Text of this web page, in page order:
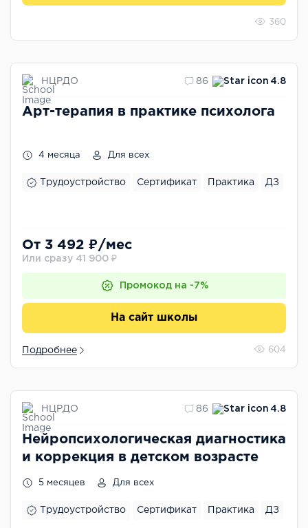
360
НЦРДО 86 4.8
Арт-терапия в практике психолога
4 месяца Для всех
Трудоустройство Сертификат Практика ДЗ
От 3 492 ₽/мес
Или сразу 41 900 ₽
Промокод на -7%
На сайт школы
Подробнее 604
НЦРДО 86 4.8
Нейропсихологическая диагностика
и коррекция в детском возрасте
5 месяцев Для всех
Трудоустройство Сертификат Практика ДЗ